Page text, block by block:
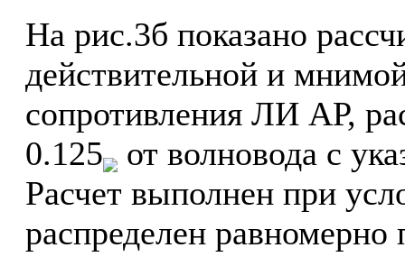
На рис.3б показано
действительной и
сопротивления ЛИ АР,
0.125
от волновода с
Расчет выполнен при
распределен